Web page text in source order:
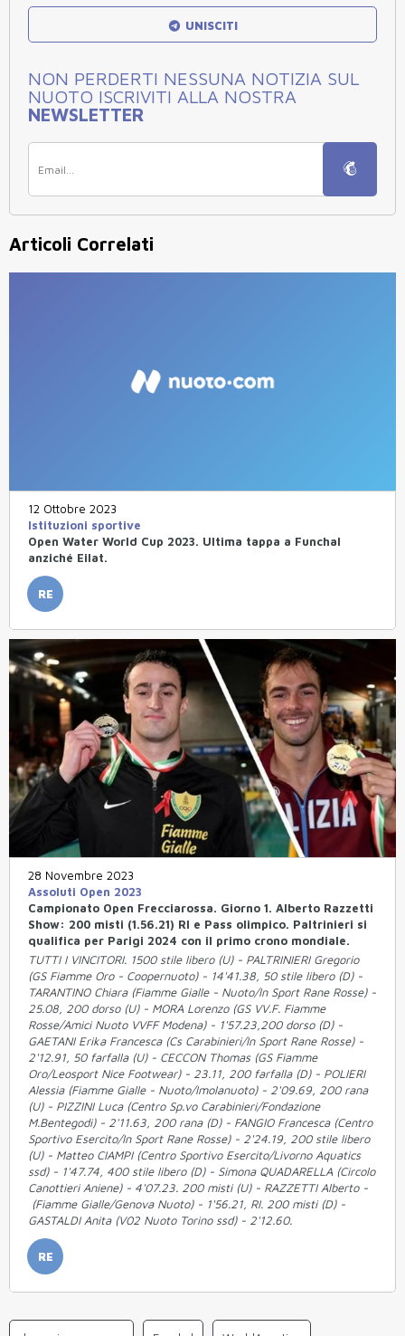
UNISCITI
NON PERDERTI NESSUNA NOTIZIA SUL
NUOTO ISCRIVITI ALLA NOSTRA
NEWSLETTER
Articoli Correlati
12 Ottobre 2023
Istituzioni sportive
Open Water World Cup 2023. Ultima tappa a Funchal
anziché Eilat.
RE
28 Novembre 2023
Assoluti Open 2023
Campionato Open Frecciarossa. Giorno 1. Alberto Razzetti
Show: 200 misti (1.56.21) RI e Pass olimpico. Paltrinieri si
qualifica per Parigi 2024 con il primo crono mondiale.
TUTTI I VINCITORI. 1500 stile libero (U) - PALTRINIERI Gregorio
(GS Fiamme Oro - Coopernuoto) - 14'41.38, 50 stile libero (D) -
TARANTINO Chiara (Fiamme Gialle - Nuoto/In Sport Rane Rosse) -
25.08, 200 dorso (U) - MORA Lorenzo (GS VV.F. Fiamme
Rosse/Amici Nuoto VVFF Modena) - 1'57.23,200 dorso (D) -
GAETANI Erika Francesca (Cs Carabinieri/In Sport Rane Rosse) -
2'12.91, 50 farfalla (U) - CECCON Thomas (GS Fiamme
Oro/Leosport Nice Footwear) - 23.11, 200 farfalla (D) - POLIERI
Alessia (Fiamme Gialle - Nuoto/Imolanuoto) - 2'09.69, 200 rana
(U) - PIZZINI Luca (Centro Sp.vo Carabinieri/Fondazione
M.Bentegodi) - 2'11.63, 200 rana (D) - FANGIO Francesca (Centro
Sportivo Esercito/In Sport Rane Rosse) - 2'24.19, 200 stile libero
(U) - Matteo CIAMPI (Centro Sportivo Esercito/Livorno Aquatics
ssd) - 1'47.74, 400 stile libero (D) - Simona QUADARELLA (Circolo
Canottieri Aniene) - 4'07.23. 200 misti (U) - RAZZETTI Alberto -
(Fiamme Gialle/Genova Nuoto) - 1'56.21, RI. 200 misti (D) -
GASTALDI Anita (V02 Nuoto Torino ssd) - 2'12.60.
RE